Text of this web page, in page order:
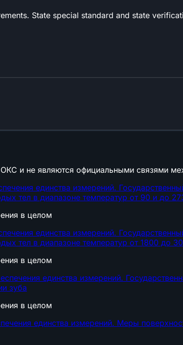
State special standard and state
и не являются официальными связями
единства измерений.
тел в диапазоне температур от 90 и до
в целом
единства измерений.
тел в диапазоне температур от 1800 до
в целом
единства измерений.
зуба
в целом
единства измерений. Меры